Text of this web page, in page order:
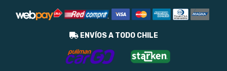
ENVÍOS A TODO CHILE